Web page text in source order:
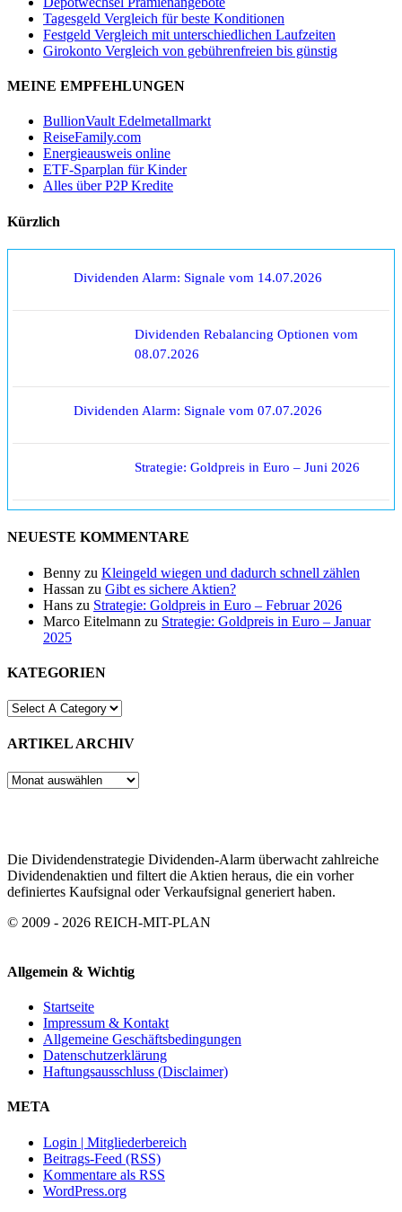
Tagesgeld Vergleich für beste Konditionen
Festgeld Vergleich mit unterschiedlichen Laufzeiten
Girokonto Vergleich von gebührenfreien bis günstig
MEINE EMPFEHLUNGEN
BullionVault Edelmetallmarkt
ReiseFamily.com
Energieausweis online
ETF-Sparplan für Kinder
Alles über P2P Kredite
Kürzlich
Dividenden Alarm: Signale vom 14.07.2026
Dividenden Rebalancing Optionen vom
08.07.2026
Dividenden Alarm: Signale vom 07.07.2026
Strategie: Goldpreis in Euro – Juni 2026
NEUESTE KOMMENTARE
Benny zu Kleingeld wiegen und dadurch schnell zählen
Hassan zu Gibt es sichere Aktien?
Hans zu Strategie: Goldpreis in Euro – Februar 2026
Marco Eitelmann zu Strategie: Goldpreis in Euro – Januar
2025
KATEGORIEN
ARTIKEL ARCHIV
ARTIKEL
Die Dividendenstrategie Dividenden-Alarm überwacht zahlreiche
Dividendenaktien und filtert die Aktien heraus, die ein vorher
definiertes Kaufsignal oder Verkaufsignal generiert haben.
© 2009 - 2026 REICH-MIT-PLAN
Allgemein & Wichtig
Startseite
Impressum & Kontakt
Allgemeine Geschäftsbedingungen
Datenschutzerklärung
Haftungsausschluss (Disclaimer)
META
Login | Mitgliederbereich
Beitrags-Feed (RSS)
Kommentare als RSS
WordPress.org